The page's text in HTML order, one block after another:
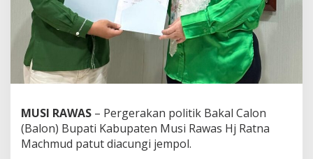
n
d
a
s
MUSI RAWAS – Pergerakan politik Bakal Calon
(Balon) Bupati Kabupaten Musi Rawas Hj Ratna
Machmud patut diacungi jempol.